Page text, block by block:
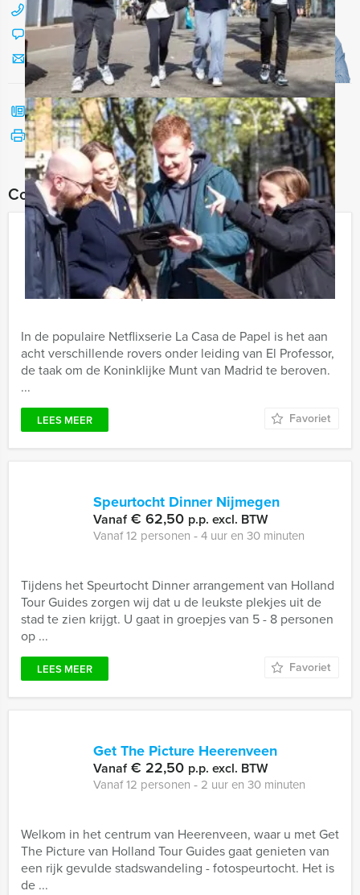
088 428 81 17
Chat met Jeroen
Stuur ons een mailtje
Bel mij terug
Bekijk printbare versie
Combineer dit uitje met:
La Casa de Papel VR Dinerspel in
Hengelo
Vanaf€ 66,50 p.p. excl. BTW
Vanaf 12 personen ‐ 3 uur en 30 minuten
In de populaire Netflixserie La Casa de Papel is het aan
acht verschillende rovers onder leiding van El Professor,
de taak om de Koninklijke Munt van Madrid te beroven.
...
LEES MEER Favoriet
Speurtocht Dinner Nijmegen
Vanaf€ 62,50 p.p. excl. BTW
Vanaf 12 personen ‐ 4 uur en 30 minuten
Tijdens het Speurtocht Dinner arrangement van Holland
Tour Guides zorgen wij dat u de leukste plekjes uit de
stad te zien krijgt. U gaat in groepjes van 5 - 8 personen
op ...
LEES MEER Favoriet
Get The Picture Heerenveen
Vanaf€ 22,50 p.p. excl. BTW
Vanaf 12 personen ‐ 2 uur en 30 minuten
Welkom in het centrum van Heerenveen, waar u met Get
The Picture van Holland Tour Guides gaat genieten van
een rijk gevulde stadswandeling - fotospeurtocht. Het is
de ...